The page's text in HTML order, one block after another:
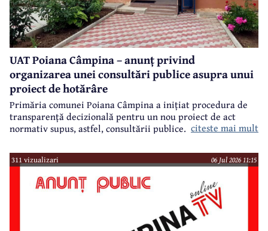
UAT Poiana Câmpina – anunț privind
organizarea unei consultări publice asupra unui
proiect de hotărâre
Primăria comunei Poiana Câmpina a inițiat procedura de
transparență decizională pentru un nou proiect de act
normativ supus, astfel, consultării publice. citeste mai mult
311 vizualizari 06 Jul 2026 11:15